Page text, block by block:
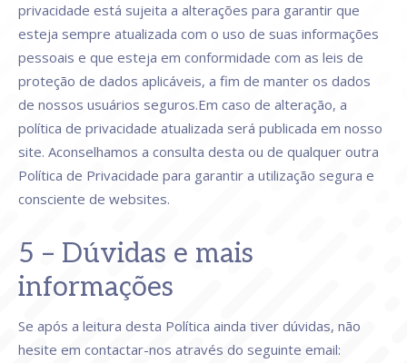
privacidade está sujeita a alterações para garantir que
esteja sempre atualizada com o uso de suas informações
pessoais e que esteja em conformidade com as leis de
proteção de dados aplicáveis, a fim de manter os dados
de nossos usuários seguros.Em caso de alteração, a
política de privacidade atualizada será publicada em nosso
site. Aconselhamos a consulta desta ou de qualquer outra
Política de Privacidade para garantir a utilização segura e
consciente de websites.
5 – Dúvidas e mais
informações
Se após a leitura desta Política ainda tiver dúvidas, não
hesite em contactar-nos através do seguinte email: